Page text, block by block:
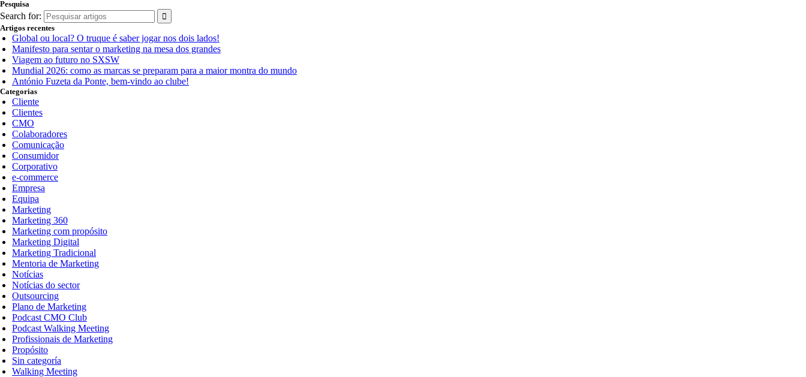
Pesquisa
Search for:
Artigos recentes
Global ou local? O truque é saber jogar nos dois lados!
Manifesto para sentar o marketing na mesa dos grandes
Viagem ao futuro no SXSW
Mundial 2026: como as marcas se preparam para a maior montra do mundo
António Fuzeta da Ponte, bem-vindo ao clube!
Categorias
Cliente
Clientes
CMO
Colaboradores
Comunicação
Consumidor
Corporativo
e-commerce
Empresa
Equipa
Marketing
Marketing 360
Marketing com propósito
Marketing Digital
Marketing Tradicional
Mentoria de Marketing
Notícias
Notícias do sector
Outsourcing
Plano de Marketing
Podcast CMO Club
Podcast Walking Meeting
Profissionais de Marketing
Propósito
Sin categoría
Walking Meeting